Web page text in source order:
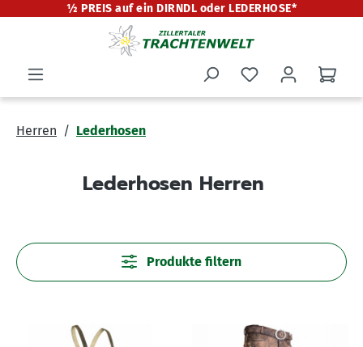
springen
½ PREIS auf ein DIRNDL oder LEDERHOSE*
Herren Lederhosen
Lederhosen Herren
Produkte filtern